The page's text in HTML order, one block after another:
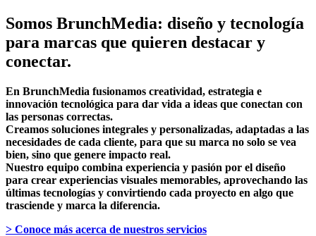
Somos BrunchMedia: diseño y tecnología
para marcas que quieren destacar y
conectar.
En BrunchMedia fusionamos creatividad, estrategia e
innovación tecnológica para dar vida a ideas que conectan con
las personas correctas.
Creamos soluciones integrales y personalizadas, adaptadas a las
necesidades de cada cliente, para que su marca no solo se vea
bien, sino que genere impacto real.
Nuestro equipo combina experiencia y pasión por el diseño
para crear experiencias visuales memorables, aprovechando las
últimas tecnologías y convirtiendo cada proyecto en algo que
trasciende y marca la diferencia.
> Conoce más acerca de nuestros servicios